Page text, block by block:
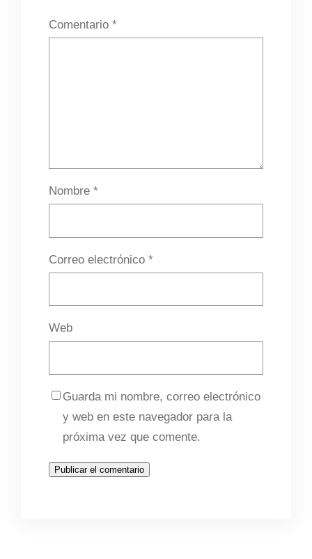
Comentario *
Nombre *
Correo electrónico *
Web
Guarda mi nombre, correo electrónico
y web en este navegador para la
próxima vez que comente.